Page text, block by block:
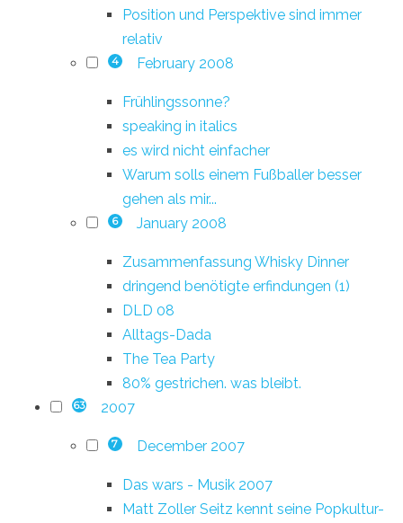
Position und Perspektive sind immer
relativ
4 February 2008
Frühlingssonne?
speaking in italics
es wird nicht einfacher
Warum solls einem Fußballer besser
gehen als mir...
6 January 2008
Zusammenfassung Whisky Dinner
dringend benötigte erfindungen (1)
DLD 08
Alltags-Dada
The Tea Party
80% gestrichen. was bleibt.
63 2007
7 December 2007
Das wars - Musik 2007
Matt Zoller Seitz kennt seine Popkultur-